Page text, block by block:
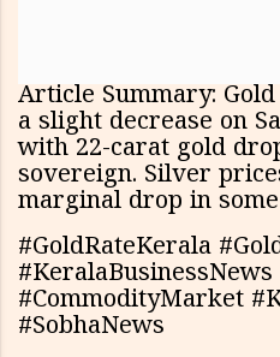
Article Summary:
a slight decrease on
with 22-carat gold
sovereign. Silver
marginal drop in
#GoldRateKerala
#CommodityMarket
#SobhaNews